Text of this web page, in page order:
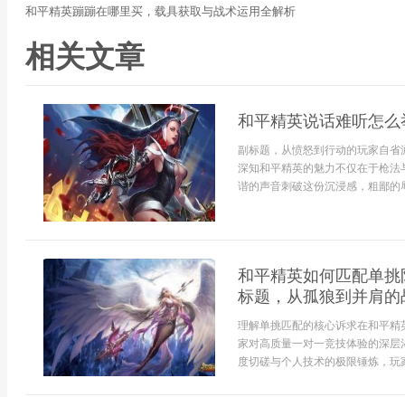
和平精英蹦蹦在哪里买，载具获取与战术运用全解析
相关文章
和平精英说话难听怎
副标题，从愤怒到行动的玩家自
深知和平精英的魅力不仅在于枪
谐的声音刺破这份沉浸感，粗鄙
和平精英如何匹配单
标题，从孤狼到并肩的
理解单挑匹配的核心诉求在和平
家对高质量一对一竞技体验的深
度切磋与个人技术的极限锤炼，